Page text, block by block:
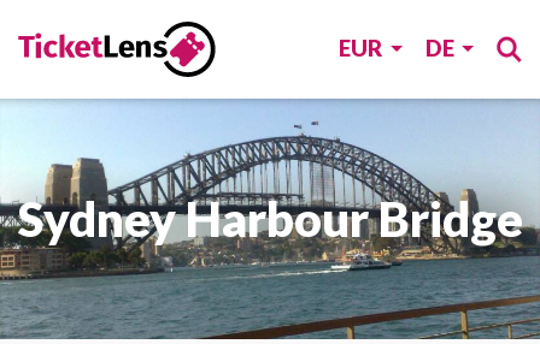
EUR DE
Sydney Harbour Bridge